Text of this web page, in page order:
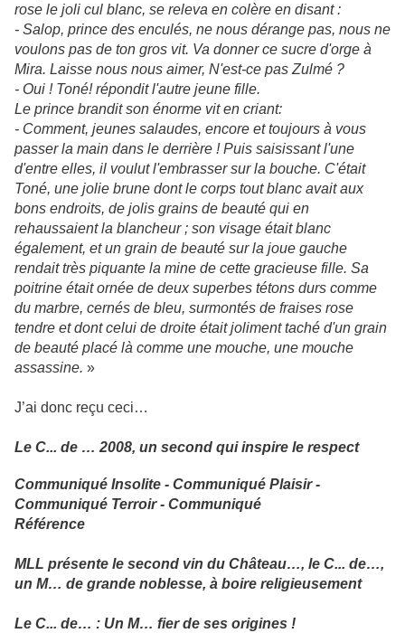
rose le joli cul blanc, se releva en colère en disant :
- Salop, prince des enculés, ne nous dérange pas, nous ne
voulons pas de ton gros vit. Va donner ce sucre d'orge à
Mira. Laisse nous nous aimer, N'est-ce pas Zulmé ?
- Oui ! Toné! répondit l'autre jeune fille.
Le prince brandit son énorme vit en criant:
- Comment, jeunes salaudes, encore et toujours à vous
passer la main dans le derrière ! Puis saisissant l'une
d'entre elles, il voulut l'embrasser sur la bouche. C'était
Toné, une jolie brune dont le corps tout blanc avait aux
bons endroits, de jolis grains de beauté qui en
rehaussaient la blancheur ; son visage était blanc
également, et un grain de beauté sur la joue gauche
rendait très piquante la mine de cette gracieuse fille. Sa
poitrine était ornée de deux superbes tétons durs comme
du marbre, cernés de bleu, surmontés de fraises rose
tendre et dont celui de droite était joliment taché d'un grain
de beauté placé là comme une mouche, une mouche
assassine. »
J’ai donc reçu ceci…
Le C... de … 2008, un second qui inspire le respect
Communiqué Insolite - Communiqué Plaisir -
Communiqué Terroir - Communiqué
Référence
MLL présente le second vin du Château…, le C... de…,
un M… de grande noblesse, à boire religieusement
Le C... de… : Un M… fier de ses origines !